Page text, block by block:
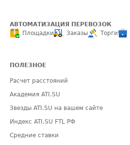
АВТОМАТИЗАЦИЯ ПЕРЕВОЗОК
Площадки
Заказы Торги
ПОЛЕЗНОЕ
Расчет расстояний
Академия ATI.SU
Звезды ATI.SU на вашем сайте
Индекс ATI.SU FTL РФ
Средние ставки